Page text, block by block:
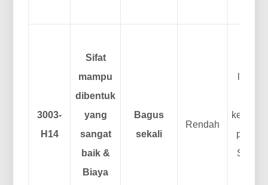
3003-
H14
Sifat
mampu
dibentuk
yang
sangat
baik &
Biaya
Bagus
sekali
Rendah